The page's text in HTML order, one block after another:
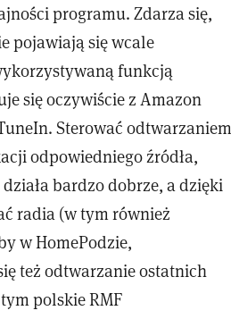
programu. Zdarza się,
pojawiają się wcale
funkcją
się oczywiście z Amazon
Sterować odtwarzaniem
odpowiedniego źródła,
bardzo dobrze, a dzięki
radia (w tym również
w HomePodzie,
też odtwarzanie ostatnich
polskie RMF